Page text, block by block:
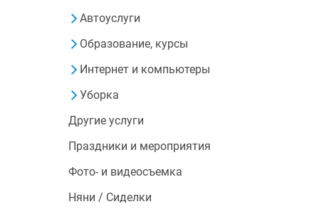
Другие услуги
Автоуслуги
Образование, курсы
Интернет и компьютеры
Праздники и мероприятия
Уборка
Фото- и видеосъемка
Няни / Сиделки